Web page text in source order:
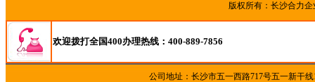
版权所有：长沙
欢迎拨打全国400办理热线：400-889-7856
公司地址：长沙市五一西路717号五一